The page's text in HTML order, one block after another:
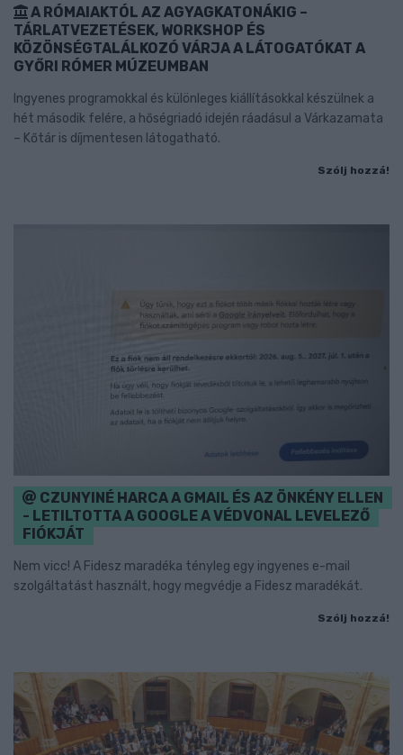
A RÓMAIAKTÓL AZ AGYAGKATONÁKIG –
TÁRLATVEZETÉSEK, WORKSHOP ÉS
KÖZÖNSÉGTALÁLKOZÓ VÁRJA A LÁTOGATÓKAT A
GYŐRI RÓMER MÚZEUMBAN
Ingyenes programokkal és különleges kiállításokkal készülnek a
hét második felére, a hőségriadó idején ráadásul a Várkazamata
– Kőtár is díjmentesen látogatható.
Szólj hozzá!
CZUNYINÉ HARCA A GMAIL ÉS AZ ÖNKÉNY ELLEN
- LETILTOTTA A GOOGLE A VÉDVONAL LEVELEZŐ
FIÓKJÁT
Nem vicc! A Fidesz maradéka tényleg egy ingyenes e-mail
szolgáltatást használt, hogy megvédje a Fidesz maradékát.
Szólj hozzá!